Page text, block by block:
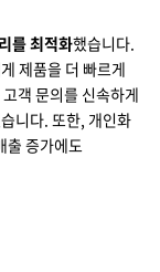
를 최적화했습니다.
제품을 더 빠르게
객 문의를 신속하게
니다. 또한, 개인화
출 증가에도